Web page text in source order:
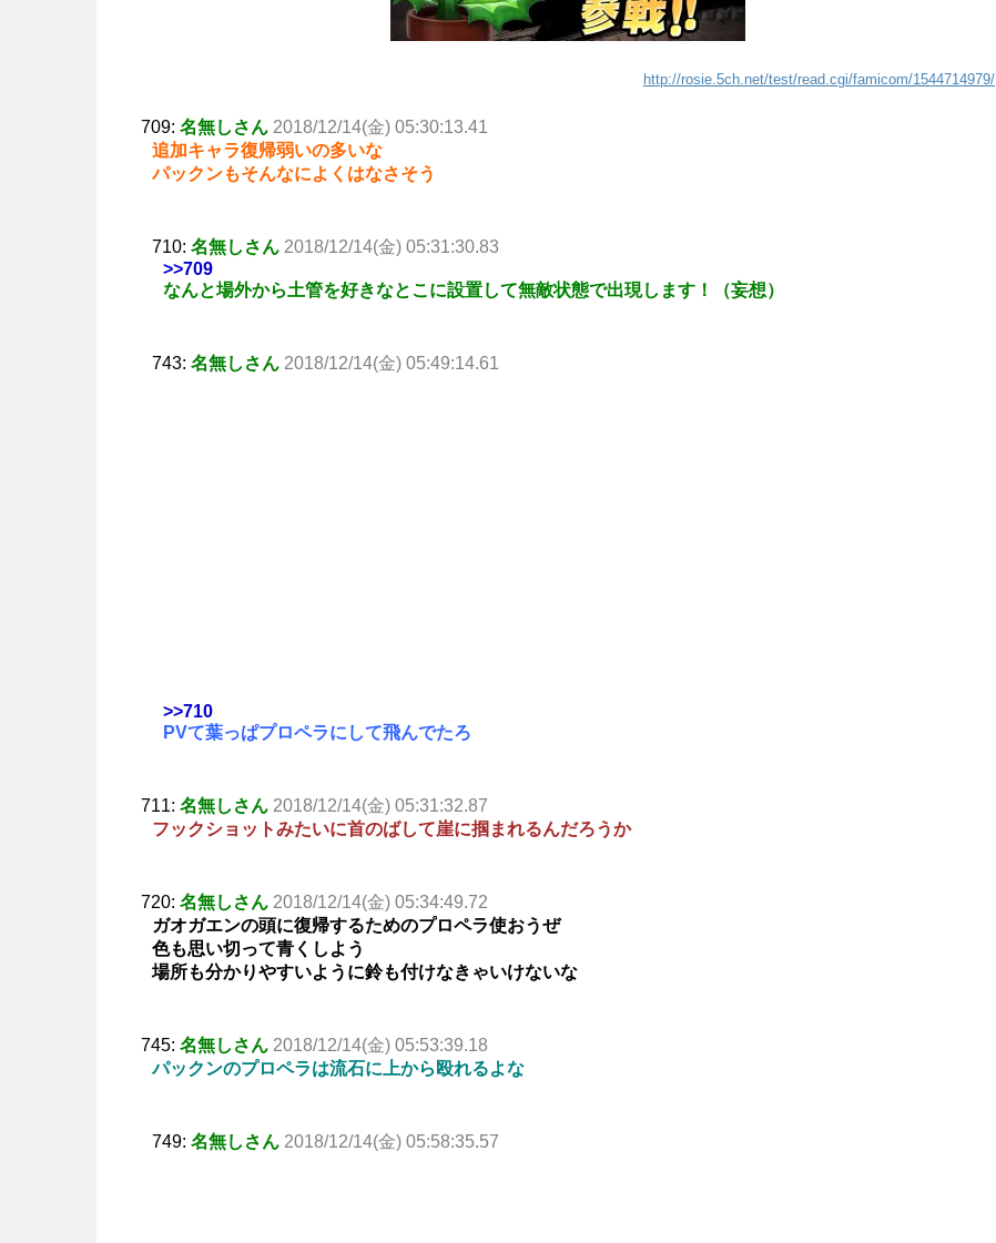
http://rosie.5ch.net/test/read.cgi/famicom/1544714979/
709: 名無しさん 2018/12/14(金) 05:30:13.41
追加キャラ復帰弱いの多いな
パックンもそんなによくはなさそう
710: 名無しさん 2018/12/14(金) 05:31:30.83
>>709
なんと場外から土管を好きなとこに設置して無敵状態で出現します！（妄想）
743: 名無しさん 2018/12/14(金) 05:49:14.61
>>710
PVて葉っぱプロペラにして飛んでたろ
711: 名無しさん 2018/12/14(金) 05:31:32.87
フックショットみたいに首のばして崖に掴まれるんだろうか
720: 名無しさん 2018/12/14(金) 05:34:49.72
ガオガエンの頭に復帰するためのプロペラ使おうぜ
色も思い切って青くしよう
場所も分かりやすいように鈴も付けなきゃいけないな
745: 名無しさん 2018/12/14(金) 05:53:39.18
パックンのプロペラは流石に上から殴れるよな
749: 名無しさん 2018/12/14(金) 05:58:35.57